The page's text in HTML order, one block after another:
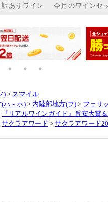
) > スマイル
(ハ～ホ) > 内陸部地方(フ) > フェリ
『リアルワインガイド』旨安大賞
サクラアワード > サクラアワード